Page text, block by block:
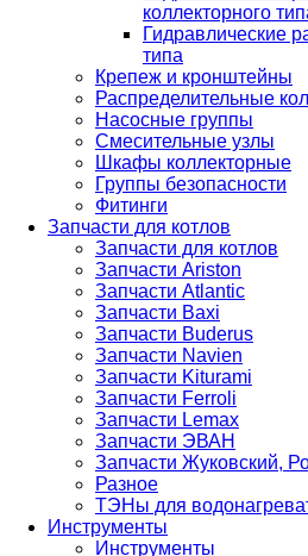
коллекторного
Гидравлические
типа
Крепеж и кронштейны
Распределительные
Насосные группы
Смесительные узлы
Шкафы коллекторные
Группы безопасности
Фитинги
Запчасти для котлов
Запчасти для котлов
Запчасти Ariston
Запчасти Atlantic
Запчасти Baxi
Запчасти Buderus
Запчасти Navien
Запчасти Kiturami
Запчасти Ferroli
Запчасти Lemax
Запчасти ЭВАН
Запчасти Жуковский,
Разное
ТЭНы для
Инструменты
Инструменты